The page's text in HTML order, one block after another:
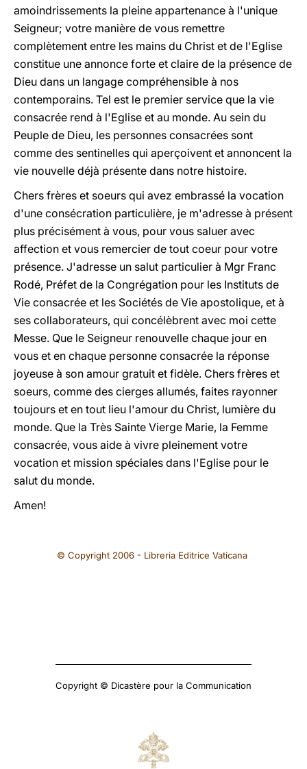
amoindrissements la pleine appartenance à l'unique
Seigneur; votre manière de vous remettre
complètement entre les mains du Christ et de l'Eglise
constitue une annonce forte et claire de la présence de
Dieu dans un langage compréhensible à nos
contemporains. Tel est le premier service que la vie
consacrée rend à l'Eglise et au monde. Au sein du
Peuple de Dieu, les personnes consacrées sont
comme des sentinelles qui aperçoivent et annoncent la
vie nouvelle déjà présente dans notre histoire.
Chers frères et soeurs qui avez embrassé la vocation
d'une consécration particulière, je m'adresse à présent
plus précisément à vous, pour vous saluer avec
affection et vous remercier de tout coeur pour votre
présence. J'adresse un salut particulier à Mgr Franc
Rodé, Préfet de la Congrégation pour les Instituts de
Vie consacrée et les Sociétés de Vie apostolique, et à
ses collaborateurs, qui concélèbrent avec moi cette
Messe. Que le Seigneur renouvelle chaque jour en
vous et en chaque personne consacrée la réponse
joyeuse à son amour gratuit et fidèle. Chers frères et
soeurs, comme des cierges allumés, faites rayonner
toujours et en tout lieu l'amour du Christ, lumière du
monde. Que la Très Sainte Vierge Marie, la Femme
consacrée, vous aide à vivre pleinement votre
vocation et mission spéciales dans l'Eglise pour le
salut du monde.
Amen!
© Copyright 2006 - Libreria Editrice Vaticana
Copyright © Dicastère pour la Communication